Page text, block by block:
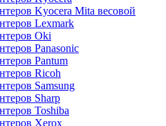
Kyocera Mita весовой
Lexmark
Oki
Panasonic
Pantum
Ricoh
Samsung
Sharp
Toshiba
Xerox